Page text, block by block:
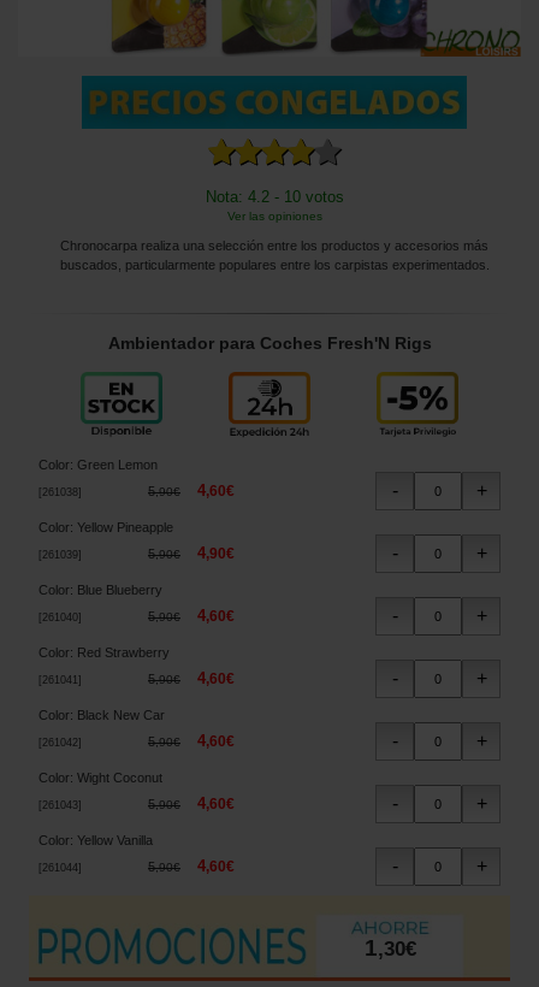
Nota: 4.2 - 10 votos
Ver las opiniones
Chronocarpa realiza una selección entre los productos y accesorios más
buscados, particularmente populares entre los carpistas experimentados.
Ambientador para Coches Fresh'N Rigs
Color: Green Lemon
261038 ] 5,90€ 4,60€
Color: Yellow Pineapple
261039] 5,90€ 4,90€
Color: Blue Blueberry
261040] 5,90€ 4,60€
Color: Red Strawberry
261041 ] 5,90€ 4,60€
Color: Black New Car
261042] 5,90€ 4,60€
Color: Wight Coconut
261043 ] 5,90€ 4,60€
Color: Yellow Vanilla
261044] 5,90€ 4,60€
1,30€